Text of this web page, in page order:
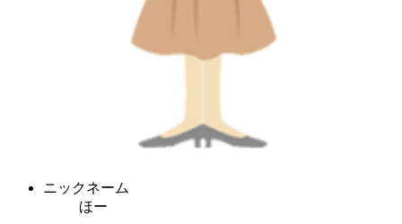
ニックネーム
ほー